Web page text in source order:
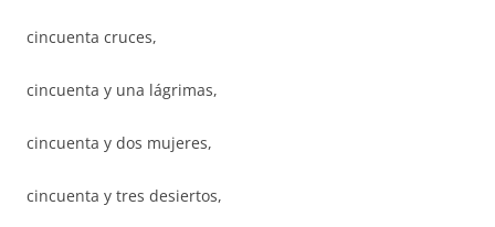
cincuenta cruces,
cincuenta y una lágrimas,
cincuenta y dos mujeres,
cincuenta y tres desiertos,